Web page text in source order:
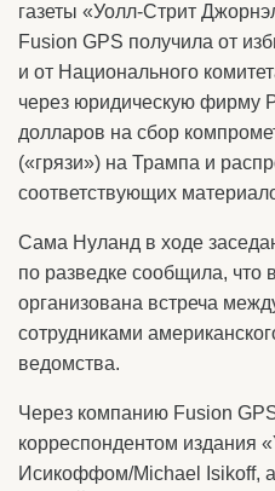
газеты «Уолл-Стрит
Fusion GPS получила от
и от Национального
через юридическую фирму
долларов на сбор
(«грязи») на Трампа и
соответствующих
Сама Нуланд в ходе
по разведке сообщила, что
организована встреча
сотрудниками
ведомства.
Через компанию Fusion
корреспондентом издания
Исикоффом/Michael Isikoff, а